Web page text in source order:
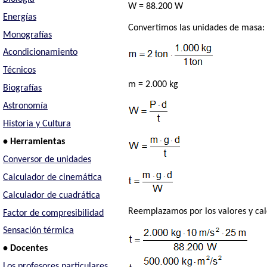
Energías
Monografías
Acondicionamiento
Técnicos
Biografías
Astronomía
Historia y Cultura
• Herramientas
Conversor de unidades
Calculador de cinemática
Calculador de cuadrática
Factor de compresibilidad
Sensación térmica
• Docentes
W = 88.200 W
Convertimos las unidades de masa:
m = 2.000 kg
Reemplazamos por los valores y